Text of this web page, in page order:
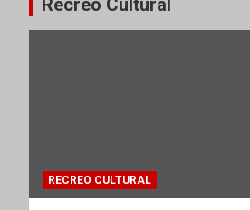
Recreo Cultural
RECREO CULTURAL